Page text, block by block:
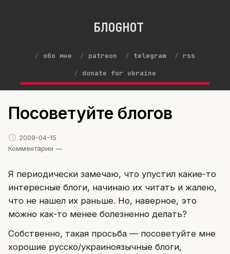
БЛОGНОТ
обо мне patreon telegram
rss
donate for ukraine
Посоветуйте блогов
2009-04-15
Комментарии —
Я периодически замечаю, что упустил какие-то
интересные блоги, начинаю их читать и жалею,
что не нашел их раньше. Но, наверное, это
можно как-то менее болезненно делать?
Собственно, такая просьба — посоветуйте мне
хорошие русско/украиноязычные блоги,